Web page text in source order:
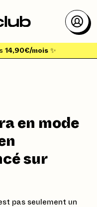
14,90€/mois ✨
en mode
sur
pas seulement un